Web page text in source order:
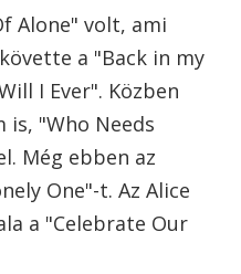
Alone" volt, ami
a "Back in my
I Ever". Közben
is, "Who Needs
Még ebben az
One"-t. Az Alice
a "Celebrate Our